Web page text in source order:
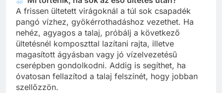
A frissen ültetett virágoknál a túl sok csapadék
pangó vízhez, gyökérrothadáshoz vezethet. Ha
nehéz, agyagos a talaj, próbálj a következő
ültetésnél komposzttal lazítani rajta, illetve
magasított ágyásban vagy jó vízelvezetésű
cserépben gondolkodni. Addig is segíthet, ha
óvatosan fellazítod a talaj felszínét, hogy jobban
szellőzzön.